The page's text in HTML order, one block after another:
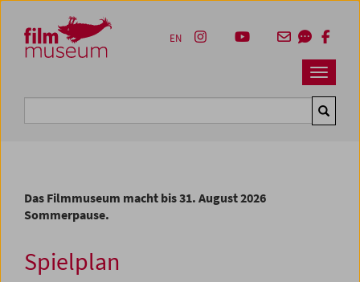
Zum Inhalt
Zum Hauptmenü
Zur Servicenavigation
Zum Suche
Navbar
EN
Das Filmmuseum macht bis 31. August 2026
Sommerpause.
Spielplan